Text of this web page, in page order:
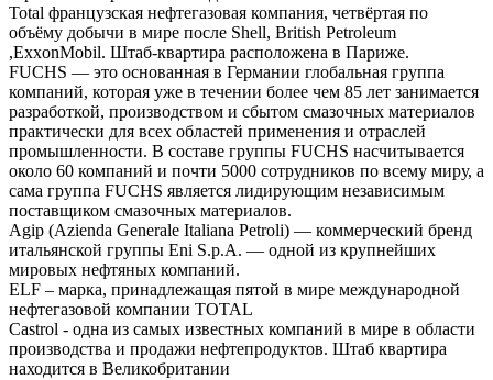
Total французская нефтегазовая компания, четвёртая по
объёму добычи в мире после Shell, British Petroleum
,ExxonMobil. Штаб-квартира расположена в Париже.
FUCHS — это основанная в Германии глобальная группа
компаний, которая уже в течении более чем 85 лет занимается
разработкой, производством и сбытом смазочных материалов
практически для всех областей применения и отраслей
промышленности. В составе группы FUCHS насчитывается
около 60 компаний и почти 5000 сотрудников по всему миру, а
сама группа FUCHS является лидирующим независимым
поставщиком смазочных материалов.
Agip (Azienda Generale Italiana Petroli) — коммерческий бренд
итальянской группы Eni S.p.A. — одной из крупнейших
мировых нефтяных компаний.
ELF – марка, принадлежащая пятой в мире международной
нефтегазовой компании TOTAL
Castrol - одна из самых известных компаний в мире в области
производства и продажи нефтепродуктов. Штаб квартира
находится в Великобритании